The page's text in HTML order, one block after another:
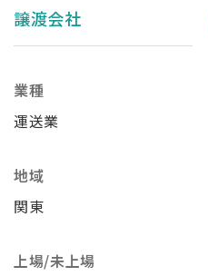
譲渡会社
業種
運送業
地域
関東
上場/未上場